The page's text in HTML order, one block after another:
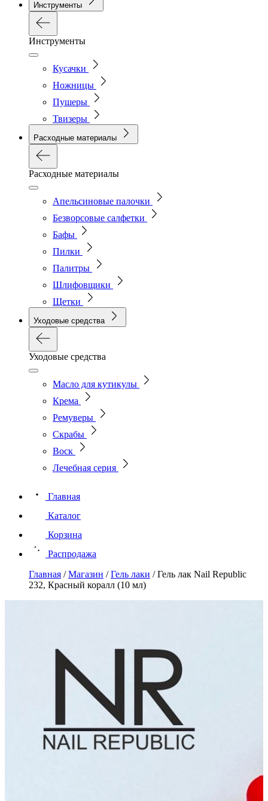
Инструменты
Инструменты
Кусачки
Ножницы
Пушеры
Твизеры
Расходные материалы
Расходные материалы
Апельсиновые палочки
Безворсовые салфетки
Бафы
Пилки
Палитры
Шлифовщики
Щетки
Уходовые средства
Уходовые средства
Масло для кутикулы
Крема
Ремуверы
Скрабы
Воск
Лечебная серия
Главная
Каталог
Корзина
Распродажа
Главная /Магазин /Гель лаки /Гель лак Nail Republic
232, Красный коралл (10 мл)